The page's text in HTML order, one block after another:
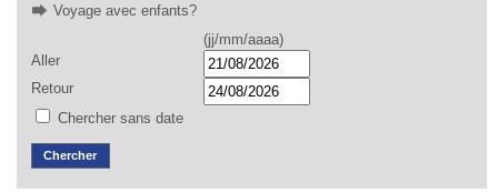
Voyage avec enfants?
(jj/mm/aaaa)
Aller
Retour
Chercher sans date
Chercher